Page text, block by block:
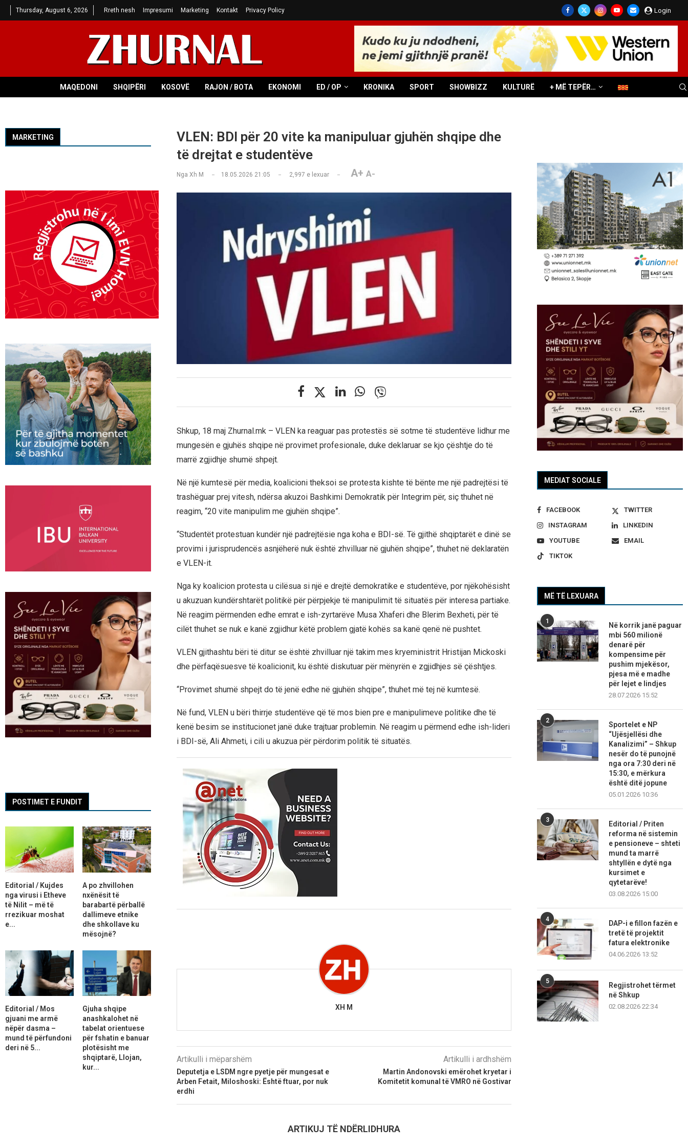
Thursday, August 6, 2026 Rreth nesh Impresumi Marketing Kontakt Privacy Policy Login
MAQEDONI SHQIPËRI KOSOVË RAJON / BOTA EKONOMI ED / OP KRONIKA SPORT SHOWBIZZ KULTURË + MË TEPËR…
VLEN: BDI për 20 vite ka manipuluar gjuhën shqipe dhe
të drejtat e studentëve
Nga Xh M 18.05.2026 21:05 2,997 e lexuar A+ A-
Shkup, 18 maj Zhurnal.mk – VLEN ka reaguar pas protestës së sotme të studentëve lidhur me
mungesën e gjuhës shqipe në provimet profesionale, duke deklaruar se kjo çështje do të
marrë zgjidhje shumë shpejt.
Në një kumtesë për media, koalicioni theksoi se protesta kishte të bënte me një padrejtësi të
trashëguar prej vitesh, ndërsa akuzoi Bashkimi Demokratik për Integrim për, siç thuhet në
reagim, “20 vite manipulim me gjuhën shqipe”.
“Studentët protestuan kundër një padrejtësie nga koha e BDI-së. Të gjithë shqiptarët e dinë se
provimi i jurisprudencës asnjëherë nuk është zhvilluar në gjuhën shqipe”, thuhet në deklaratën
e VLEN-it.
Nga ky koalicion protesta u cilësua si një e drejtë demokratike e studentëve, por njëkohësisht
u akuzuan kundërshtarët politikë për përpjekje të manipulimit të situatës për interesa partiake.
Në reagim përmenden edhe emrat e ish-zyrtarëve Musa Xhaferi dhe Blerim Bexheti, për të
cilët thuhet se nuk e kanë zgjidhur këtë problem gjatë kohës sa kanë qenë në pushtet.
VLEN gjithashtu bëri të ditur se është zhvilluar një takim mes kryeministrit Hristijan Mickoski
dhe përfaqësuesve të koalicionit, ku është diskutuar për mënyrën e zgjidhjes së çështjes.
“Provimet shumë shpejt do të jenë edhe në gjuhën shqipe”, thuhet më tej në kumtesë.
Në fund, VLEN u bëri thirrje studentëve që të mos bien pre e manipulimeve politike dhe të
kenë besim se institucionet janë duke trajtuar problemin. Në reagim u përmend edhe ish-lideri
i BDI-së, Ali Ahmeti, i cili u akuzua për përdorim politik të situatës.
XH M
Artikulli i mëparshëm
Deputetja e LSDM ngre pyetje për mungesat e
Arben Fetait, Miloshoski: Është ftuar, por nuk
erdhi
Artikulli i ardhshëm
Martin Andonovski emërohet kryetar i
Komitetit komunal të VMRO në Gostivar
ARTIKUJ TË NDËRLIDHURA
MEDIAT SOCIALE
FACEBOOK
TWITTER
INSTAGRAM
LINKEDIN
YOUTUBE
EMAIL
TIKTOK
MË TË LEXUARA
1
Në korrik janë paguar
mbi 560 milionë
denarë për
kompensime për
pushim mjekësor,
pjesa më e madhe
për lejet e lindjes
28.07.2026 15:52
2
Sportelet e NP
“Ujësjellësi dhe
Kanalizimi” – Shkup
nesër do të punojnë
nga ora 7:30 deri në
15:30, e mërkura
është ditë jopune
05.01.2026 10:36
3
Editorial / Priten
reforma në sistemin
e pensioneve – shteti
mund ta marrë
shtyllën e dytë nga
kursimet e
qytetarëve!
03.08.2026 15:00
4
DAP-i e fillon fazën e
tretë të projektit
fatura elektronike
04.06.2026 13:52
5
Regjistrohet tërmet
në Shkup
02.08.2026 22:34
MARKETING
POSTIMET E FUNDIT
Editorial / Kujdes
nga virusi i Etheve
të Nilit – më të
rrezikuar moshat
e...
A po zhvillohen
nxënësit të
barabartë përballë
dallimeve etnike
dhe shkollave ku
mësojnë?
Editorial / Mos
gjuani me armë
nëpër dasma –
mund të përfundoni
deri në 5...
Gjuha shqipe
anashkalohet në
tabelat orientuese
për fshatin e banuar
plotësisht me
shqiptarë, Llojan,
kur...